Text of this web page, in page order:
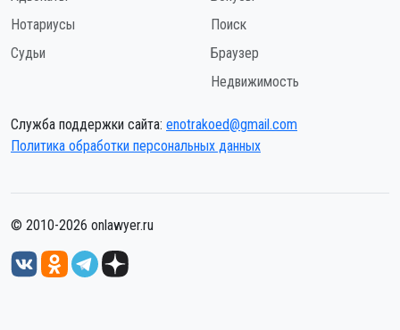
Нотариусы
Судьи
Поиск
Браузер
Недвижимость
Служба поддержки сайта: enotrakoed@gmail.com
Политика обработки персональных данных
© 2010-2026 onlawyer.ru